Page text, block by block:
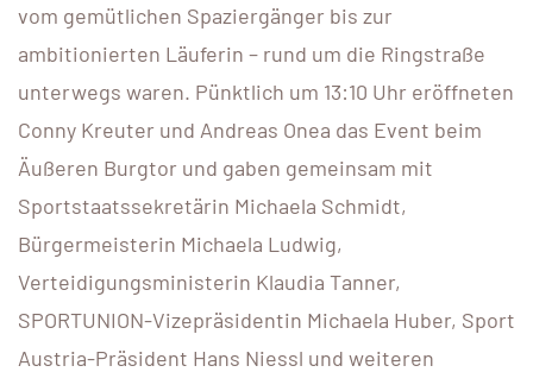
vom gemütlichen Spaziergänger bis zur
ambitionierten Läuferin – rund um die Ringstraße
unterwegs waren. Pünktlich um 13:10 Uhr eröffneten
Conny Kreuter und Andreas Onea das Event beim
Äußeren Burgtor und gaben gemeinsam mit
Sportstaatssekretärin Michaela Schmidt,
Bürgermeisterin Michaela Ludwig,
Verteidigungsministerin Klaudia Tanner,
SPORTUNION-Vizepräsidentin Michaela Huber, Sport
Austria-Präsident Hans Niessl und weiteren